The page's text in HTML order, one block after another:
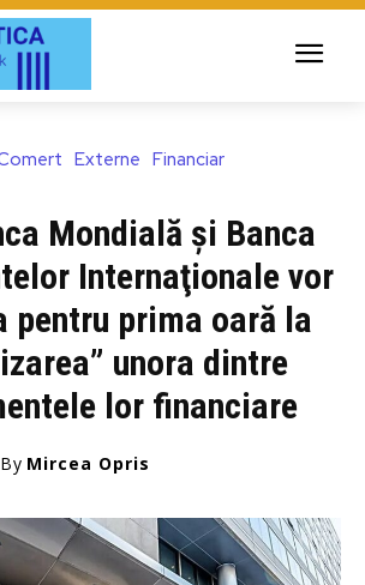
Externe Financiar
Mondială şi Banca
Internaţionale vor
pentru prima oară la
unora dintre
lor financiare
By Mircea Opris